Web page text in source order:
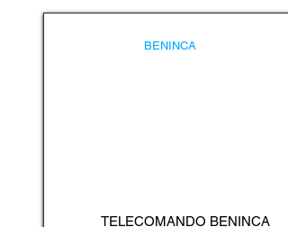
BENINCA
TELECOMANDO BENINCA